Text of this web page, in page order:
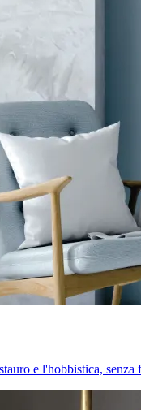
e l'hobbistica,